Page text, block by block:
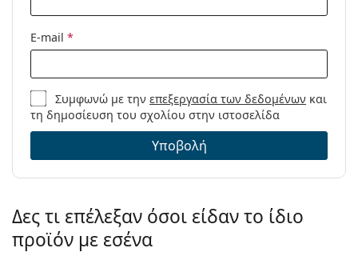
E-mail *
Συμφωνώ με τηνεπεξεργασία των δεδομένων και
τη δημοσίευση του σχολίου στην ιστοσελίδα
Υποβολή
Δες τι επέλεξαν όσοι είδαν το ίδιο
προϊόν με εσένα